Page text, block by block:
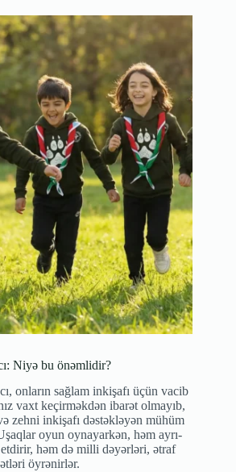
Niyə bu önəmlidir?
onların sağlam inkişafı üçün vacib
vaxt keçirməkdən ibarət olmayıb,
zehni inkişafı dəstəkləyən mühüm
oyun oynayarkən, həm ayrı-
etdirir, həm də milli dəyərləri, ətraf
öyrənirlər.